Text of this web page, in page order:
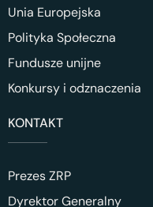
Unia Europejska
Polityka Społeczna
Fundusze unijne
Konkursy i odznaczenia
KONTAKT
Prezes ZRP
Dyrektor Generalny